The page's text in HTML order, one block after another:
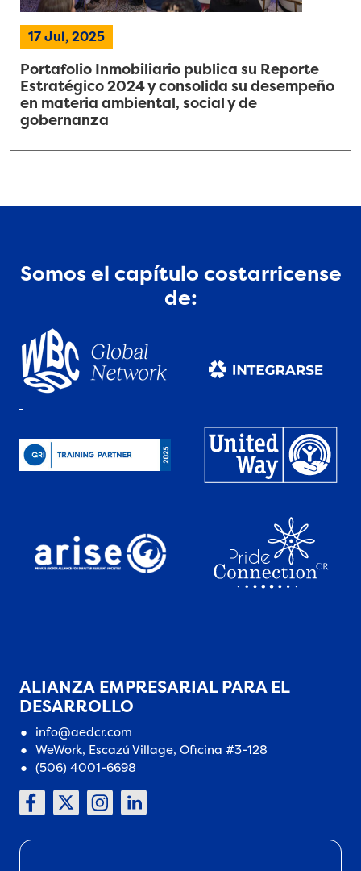
17 Jul, 2025
Portafolio Inmobiliario publica su Reporte
Estratégico 2024 y consolida su desempeño
en materia ambiental, social y de
gobernanza
Somos el capítulo costarricense
de:
ALIANZA EMPRESARIAL PARA EL
DESARROLLO
info@aedcr.com
WeWork, Escazú Village, Oficina #3-128
(506) 4001-6698